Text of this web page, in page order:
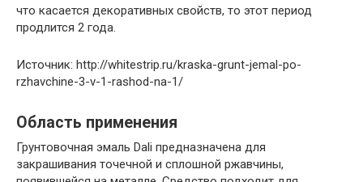
что касается декоративных свойств, то этот период
продлится 2 года.
Источник: http://whitestrip.ru/kraska-grunt-jemal-po-
rzhavchine-3-v-1-rashod-na-1/
Область применения
Грунтовочная эмаль Dali предназначена для
закрашивания точечной и сплошной ржавчины,